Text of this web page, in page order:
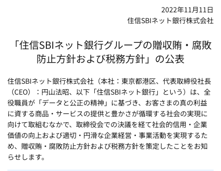
2022年11月11日
住信SBIネット銀行株式会社
「住信SBIネット銀行グループの贈収賄・腐敗
防止方針および税務方針」の公表
住信SBIネット銀行株式会社（本社：東京都港区、代表取締役社長
（CEO）：円山法昭、以下「住信SBIネット銀行」という）は、全
役職員が「データと公正の精神」に基づき、お客さまの真の利益
に資する商品・サービスの提供と豊かさが循環する社会の実現に
向けて取組むなかで、取締役会での決議を経て社会的信用・企業
価値の向上および適切・円滑な企業経営・事業活動を実現するた
め、贈収賄・腐敗防止方針および税務方針を策定したことをお知
らせします。